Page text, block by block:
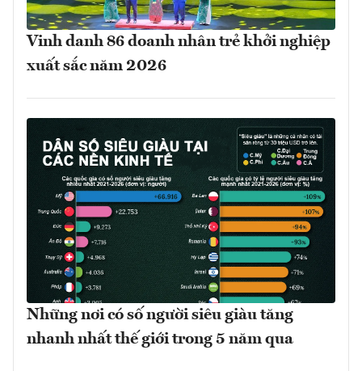
Vinh danh 86 doanh nhân trẻ khởi nghiệp
xuất sắc năm 2026
Những nơi có số người siêu giàu tăng
nhanh nhất thế giới trong 5 năm qua